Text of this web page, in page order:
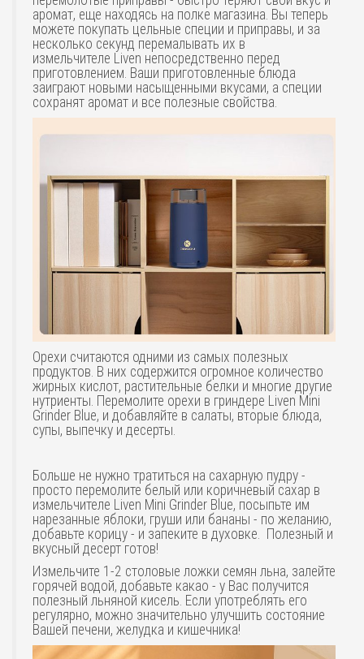
аромат, еще находясь на полке магазина. Вы теперь
можете покупать цельные специи и приправы, и за
несколько секунд перемалывать их в
измельчителе Liven непосредственно перед
приготовлением. Ваши приготовленные блюда
заиграют новыми насыщенными вкусами, а специи
сохранят аромат и все полезные свойства.
Орехи считаются одними из самых полезных
продуктов. В них содержится огромное количество
жирных кислот, растительные белки и многие другие
нутриенты. Перемолите орехи в гриндере Liven Mini
Grinder Blue, и добавляйте в салаты, вторые блюда,
супы, выпечку и десерты.
Больше не нужно тратиться на сахарную пудру -
просто перемолите белый или коричневый сахар в
измельчителе Liven Mini Grinder Blue, посыпьте им
нарезанные яблоки, груши или бананы - по желанию,
добавьте корицу - и запеките в духовке. Полезный и
вкусный десерт готов!
Измельчите 1-2 столовые ложки семян льна, залейте
горячей водой, добавьте какао - у Вас получится
полезный льняной кисель. Если употреблять его
регулярно, можно значительно улучшить состояние
Вашей печени, желудка и кишечника!